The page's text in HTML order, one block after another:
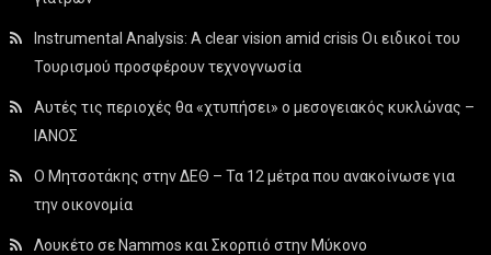
Instrumental Analysis: A clear vision amid crisis Οι ειδικοί του
Τουρισμού προσφέρουν τεχνογνωσία
Αυτές τις περιοχές θα «χτυπήσει» ο μεσογειακός κυκλώνας –
ΙΑΝΟΣ
Ο Μητσοτάκης στην ΔΕΘ – Τα 12 μέτρα που ανακοίνωσε για
την οικονομία
Λουκέτο σε Nammos και Σκορπιό στην Μύκονο